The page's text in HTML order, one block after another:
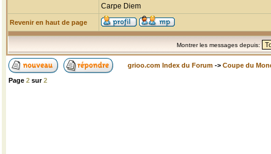
Carpe Diem
Revenir en haut de page
Montrer les messages depuis:
grioo.com Index du Forum -> Coupe du
Page 2 sur2